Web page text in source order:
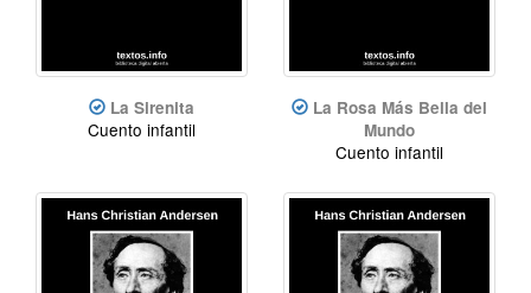
La Sirenita
Cuento infantil
La Rosa Más Bella del
Mundo
Cuento infantil